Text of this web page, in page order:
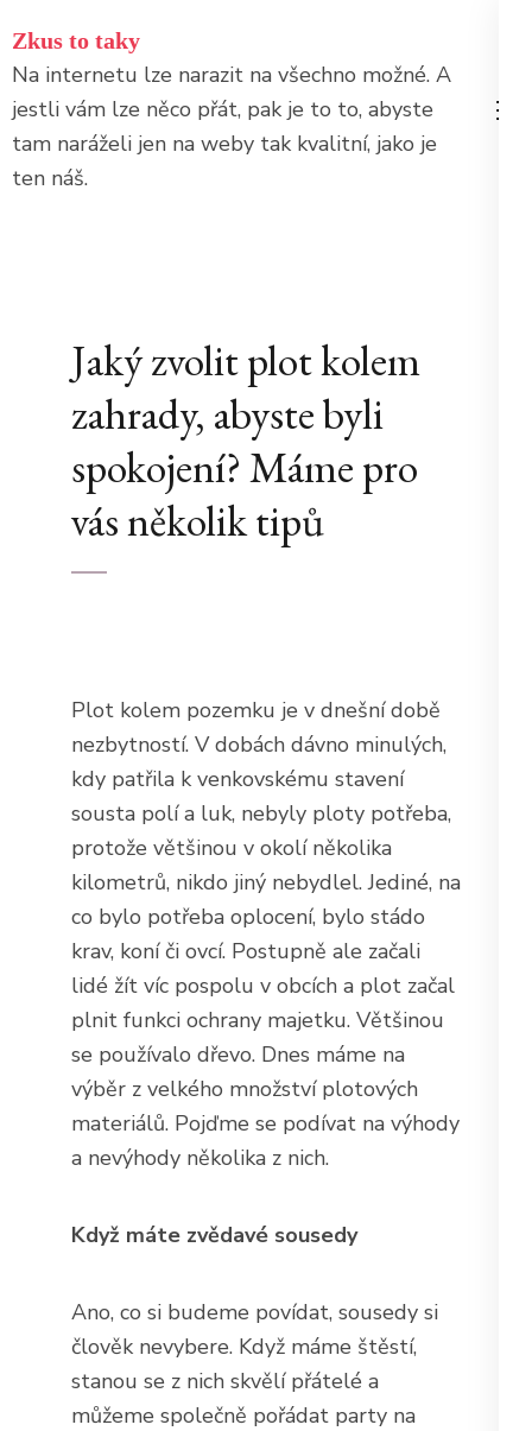
na
obsah
(stiskněte
Enter)
Zkus to taky
Na internetu lze narazit na všechno možné. A
jestli vám lze něco přát, pak je to to, abyste
tam naráželi jen na weby tak kvalitní, jako je
ten náš.
Jaký zvolit plot kolem
zahrady, abyste byli
spokojení? Máme pro
vás několik tipů
Plot kolem pozemku je v dnešní době
nezbytností. V dobách dávno minulých,
kdy patřila k venkovskému stavení
sousta polí a luk, nebyly ploty potřeba,
protože většinou v okolí několika
kilometrů, nikdo jiný nebydlel. Jediné, na
co bylo potřeba oplocení, bylo stádo
krav, koní či ovcí. Postupně ale začali
lidé žít víc pospolu v obcích a plot začal
plnit funkci ochrany majetku. Většinou
se používalo dřevo. Dnes máme na
výběr z velkého množství plotových
materiálů. Pojďme se podívat na výhody
a nevýhody několika z nich.
Když máte zvědavé sousedy
Ano, co si budeme povídat, sousedy si
člověk nevybere. Když máme štěstí,
stanou se z nich skvělí přátelé a
můžeme společně pořádat party na